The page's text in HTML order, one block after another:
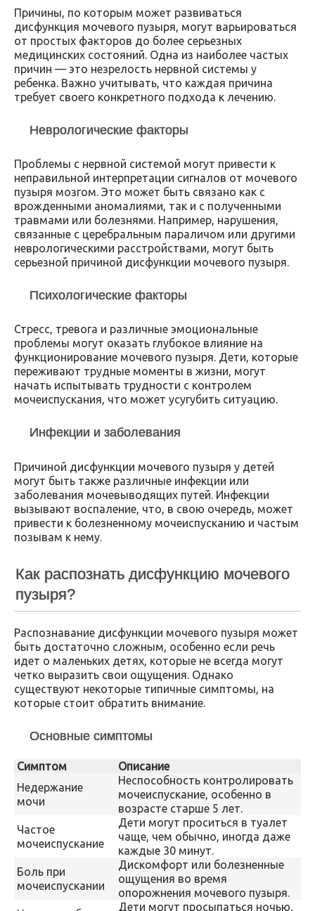
Причины, по которым может развиваться
дисфункция мочевого пузыря, могут варьироваться
от простых факторов до более серьезных
медицинских состояний. Одна из наиболее частых
причин — это незрелость нервной системы у
ребенка. Важно учитывать, что каждая причина
требует своего конкретного подхода к лечению.
Неврологические факторы
Проблемы с нервной системой могут привести к
неправильной интерпретации сигналов от мочевого
пузыря мозгом. Это может быть связано как с
врожденными аномалиями, так и с полученными
травмами или болезнями. Например, нарушения,
связанные с церебральным параличом или другими
неврологическими расстройствами, могут быть
серьезной причиной дисфункции мочевого пузыря.
Психологические факторы
Стресс, тревога и различные эмоциональные
проблемы могут оказать глубокое влияние на
функционирование мочевого пузыря. Дети, которые
переживают трудные моменты в жизни, могут
начать испытывать трудности с контролем
мочеиспускания, что может усугубить ситуацию.
Инфекции и заболевания
Причиной дисфункции мочевого пузыря у детей
могут быть также различные инфекции или
заболевания мочевыводящих путей. Инфекции
вызывают воспаление, что, в свою очередь, может
привести к болезненному мочеиспусканию и частым
позывам к нему.
Как распознать дисфункцию мочевого
пузыря?
Распознавание дисфункции мочевого пузыря может
быть достаточно сложным, особенно если речь
идет о маленьких детях, которые не всегда могут
четко выразить свои ощущения. Однако
существуют некоторые типичные симптомы, на
которые стоит обратить внимание.
Основные симптомы
Симптом
Описание
Недержание
мочи
Неспособность контролировать
мочеиспускание, особенно в
возрасте старше 5 лет.
Частое
мочеиспускание
Дети могут проситься в туалет
чаще, чем обычно, иногда даже
каждые 30 минут.
Боль при
мочеиспускании
Дискомфорт или болезненные
ощущения во время
опорожнения мочевого пузыря.
Дети могут просыпаться ночью,